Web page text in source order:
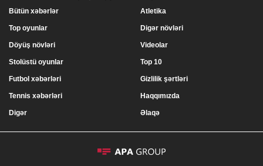
Bütün xəbərlər
Top oyunlar
Döyüş növləri
Stolüstü oyunlar
Atletika
Digər növləri
Videolar
Top 10
Futbol xəbərləri
Tennis xəbərləri
Digər
Gizlilik şərtləri
Haqqımızda
Əlaqə